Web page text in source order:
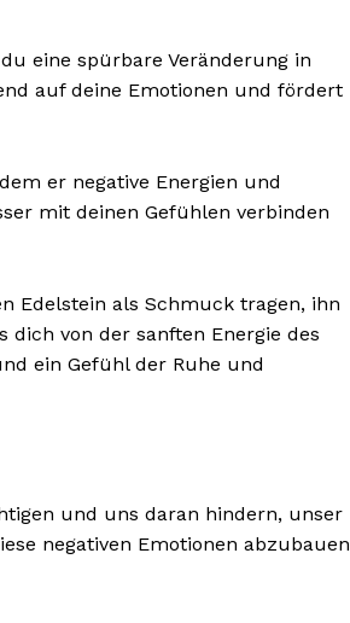
eine spürbare Veränderung in
auf deine Emotionen und fördert
er negative Energien und
mit deinen Gefühlen verbinden
Edelstein als Schmuck tragen, ihn
dich von der sanften Energie des
ein Gefühl der Ruhe und
und uns daran hindern, unser
negativen Emotionen abzubauen